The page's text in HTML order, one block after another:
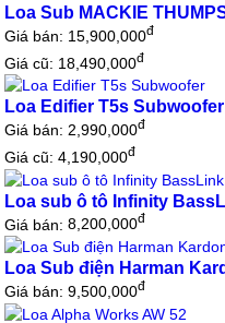
Loa Sub MACKIE
Giá bán: 15,900,000đ
Giá cũ: 18,490,000đ
Loa Edifier T5s Subwoofer
Giá bán: 2,990,000đ
Giá cũ: 4,190,000đ
Loa sub ô tô Infinity
Giá bán:8,200,000đ
Loa Sub điện Harman
Giá bán:9,500,000đ